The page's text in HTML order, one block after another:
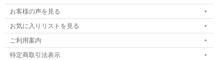
お客様の声を見る
お気に入りリストを見る
ご利用案内
特定商取引法表示